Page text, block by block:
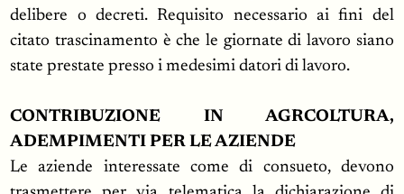
delibere o decreti. Requisito necessario ai fini del
citato trascinamento è che le giornate di lavoro siano
state prestate presso i medesimi datori di lavoro.
CONTRIBUZIONE IN AGRCOLTURA,
ADEMPIMENTI PER LE AZIENDE
Le aziende interessate come di consueto, devono